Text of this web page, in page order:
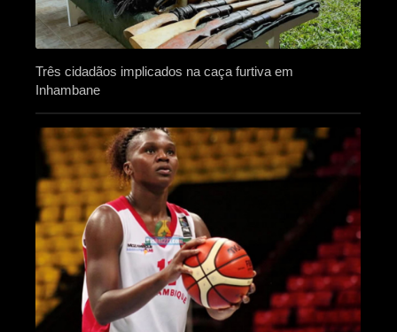
Três cidadãos implicados na caça furtiva em
Inhambane